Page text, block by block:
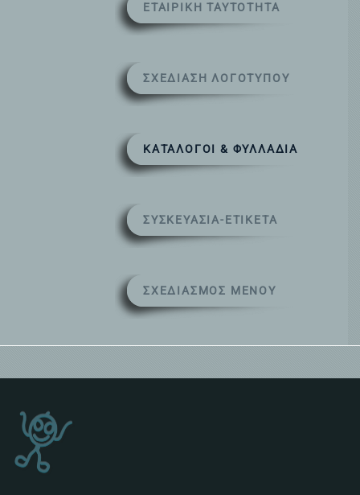
ΕΤΑΙΡΙΚΉ ΤΑΥΤΌΤΗΤΑ
ΣΧΕΔΊΑΣΗ ΛΟΓΌΤΥΠΟΥ
ΚΑΤΆΛΟΓΟΙ & ΦΥΛΛΆΔΊΑ
ΣΥΣΚΕΥΑΣΊΑ-ΕΤΙΚΈΤΑ
ΣΧΕΔΙΑΣΜΌΣ ΜΕΝΟΎ